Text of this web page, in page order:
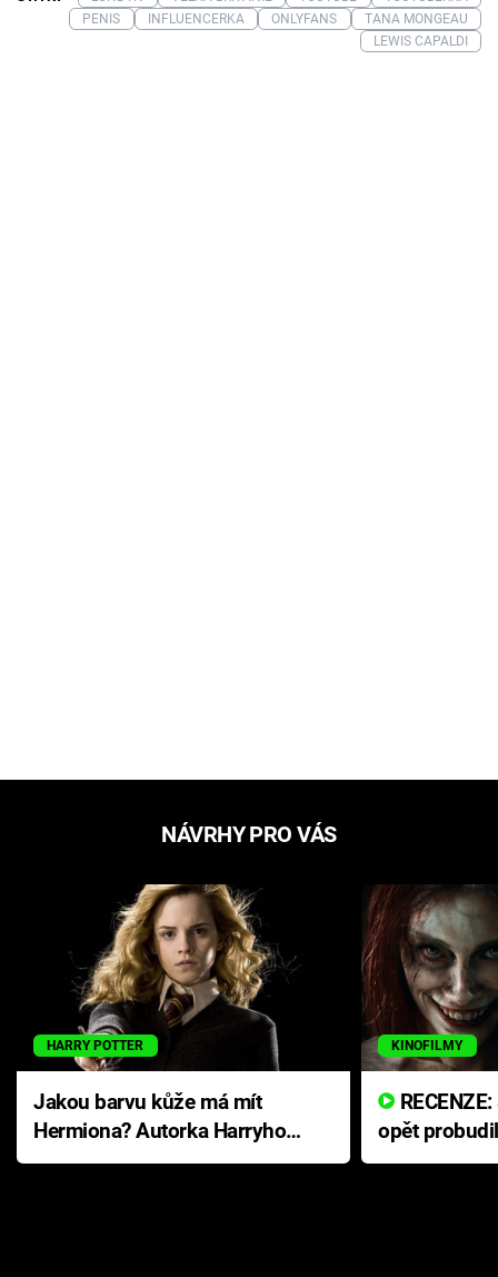
PENIS
INFLUENCERKA ONLYFANS
TANA MONGEAU
LEWIS CAPALDI
NÁVRHY PRO VÁS
HARRY POTTER
Jakou barvu kůže má mít
Hermiona? Autorka Harryho
Pottera přišla s ráznou
KINOFILMY
opět
přichází s